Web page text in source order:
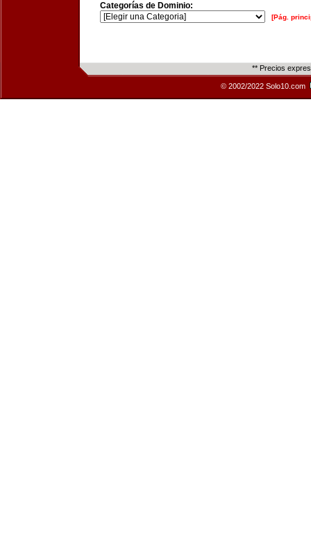
Categorías de Dominio:
[Pág.
** Precios
© 2002/2022 Solo10.com